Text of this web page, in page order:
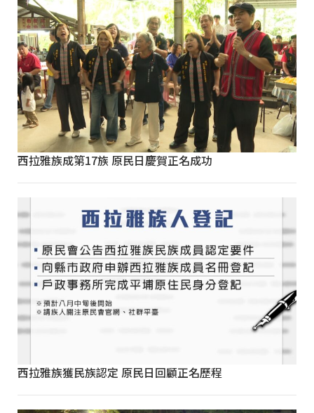
西拉雅族成第17族 原民日慶賀正名成功
西拉雅族獲民族認定 原民日回顧正名歷程